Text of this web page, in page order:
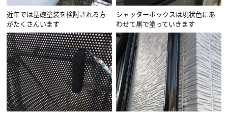
近年では基礎塗装を検討される方
がたくさんいます
シャッターボックスは現状色にあ
わせて黒で塗っていきます